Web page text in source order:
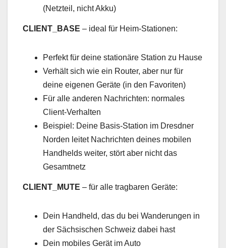
(Netzteil, nicht Akku)
CLIENT_BASE – ideal für Heim-Stationen:
Perfekt für deine stationäre Station zu Hause
Verhält sich wie ein Router, aber nur für
deine eigenen Geräte (in den Favoriten)
Für alle anderen Nachrichten: normales
Client-Verhalten
Beispiel: Deine Basis-Station im Dresdner
Norden leitet Nachrichten deines mobilen
Handhelds weiter, stört aber nicht das
Gesamtnetz
CLIENT_MUTE – für alle tragbaren Geräte:
Dein Handheld, das du bei Wanderungen in
der Sächsischen Schweiz dabei hast
Dein mobiles Gerät im Auto